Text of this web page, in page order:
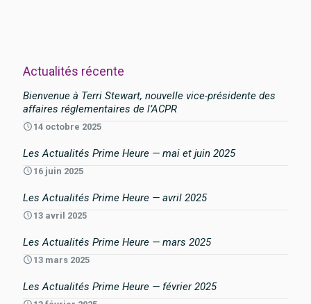
Actualités récente
Bienvenue à Terri Stewart, nouvelle vice-présidente des
affaires réglementaires de l’ACPR
14 octobre 2025
Les Actualités Prime Heure — mai et juin 2025
16 juin 2025
Les Actualités Prime Heure — avril 2025
13 avril 2025
Les Actualités Prime Heure — mars 2025
13 mars 2025
Les Actualités Prime Heure — février 2025